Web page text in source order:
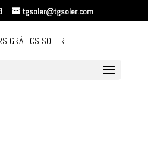
tgsoler@tgsoler.com